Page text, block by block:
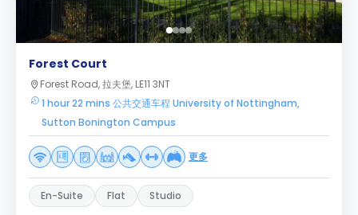
Forest Court
Forest Road, 拉夫堡, LE11 3NT
1 hour 22 mins 公共交通车程 University of Nottingham,
Sutton Bonington Campus
更多
En-Suite Flat Studio